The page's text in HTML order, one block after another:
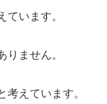
います。
りません。
えています。